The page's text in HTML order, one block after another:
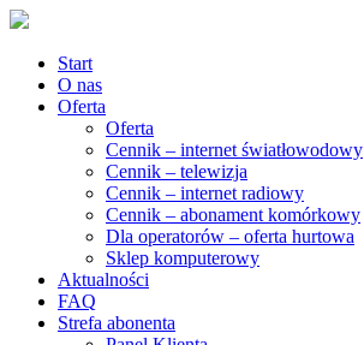
Start
O nas
Oferta
Oferta
Cennik – internet światłowodowy
Cennik – telewizja
Cennik – internet radiowy
Cennik – abonament komórkowy
Dla operatorów – oferta hurtowa
Sklep komputerowy
Aktualności
FAQ
Strefa abonenta